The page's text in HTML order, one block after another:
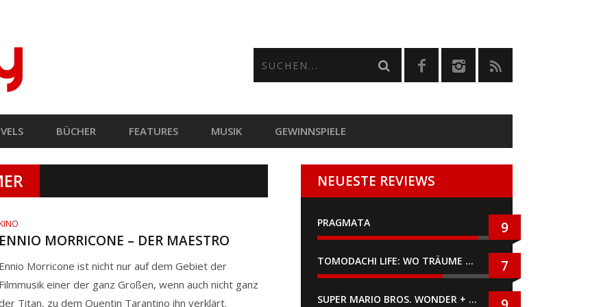
BÜCHER FEATURES MUSIK GEWINNSPIELE
KINO
ENNIO MORRICONE – DER MAESTRO
Ennio Morricone ist nicht nur auf dem Gebiet der
Filmmusik einer der ganz Großen, wenn auch nicht ganz
Titan, zu dem Quentin Tarantino ihn verklärt.
NEUESTE REVIEWS
PRAGMATA 9
TOMODACHI LIFE: WO TRÄUME WAHR WERDEN 7
SUPER MARIO BROS. WONDER + GEMEINSAM IM BELLABEL-PARK